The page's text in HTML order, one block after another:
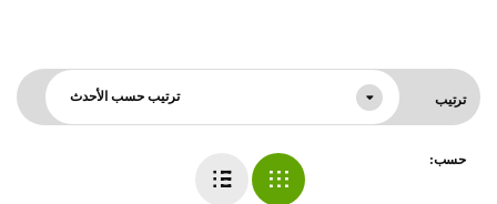
ترتيب
حسب:
ترتيب حسب الأحدث